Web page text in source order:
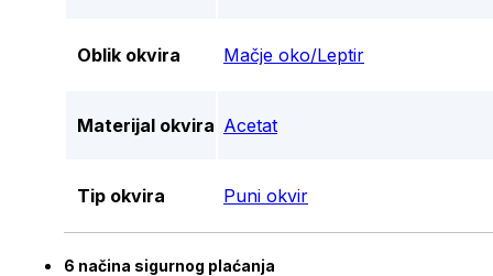
Oblik okvira Mačje oko/Leptir
Materijal okvira Acetat
Tip okvira Puni okvir
6 načina sigurnog plaćanja